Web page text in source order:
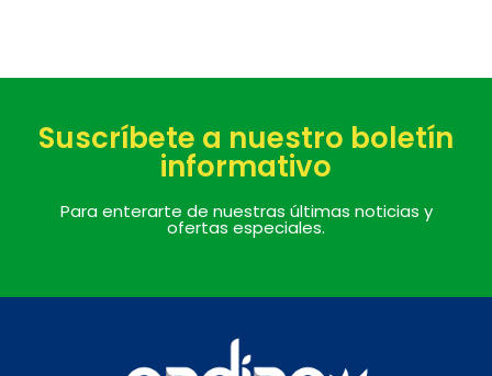
Suscríbete a nuestro boletín
informativo
Para enterarte de nuestras últimas noticias y
ofertas especiales.